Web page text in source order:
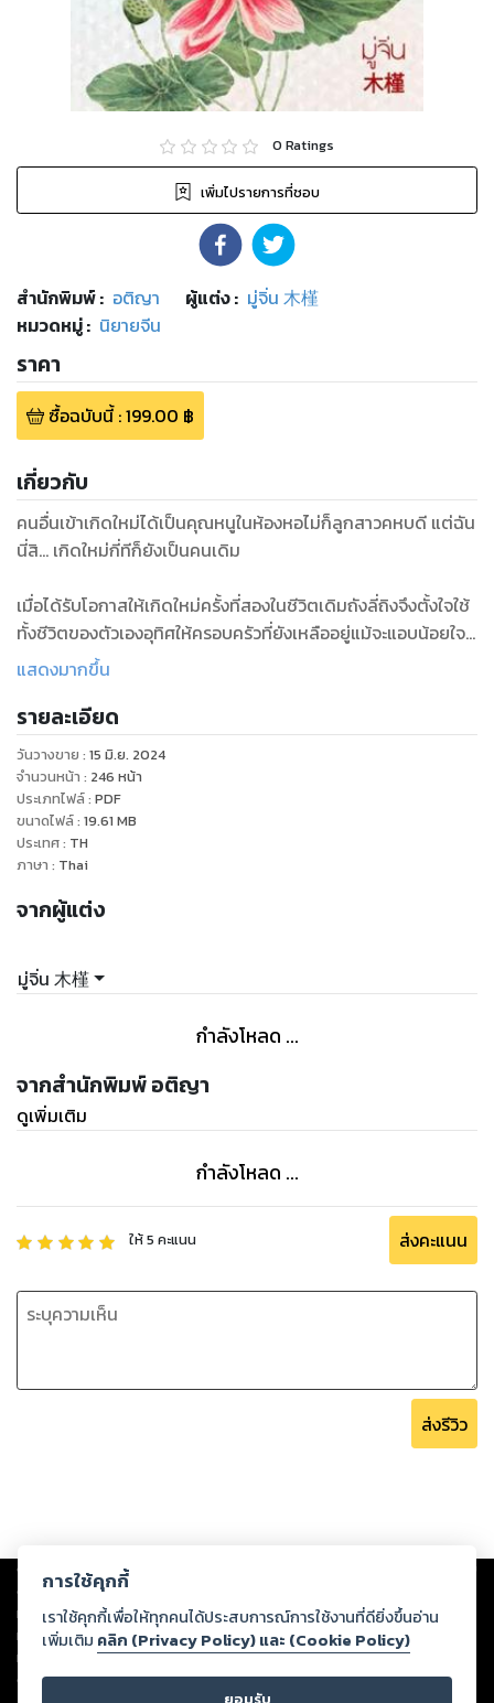
0 Ratings
เพิ่มไปรายการที่ชอบ
สำนักพิมพ์: อติญา ผู้แต่ง : มู่จิ่น 木槿
หมวดหมู่: นิยายจีน
ราคา
ซื้อฉบับนี้:199.00 ฿
เกี่ยวกับ
คนอื่นเข้าเกิดใหม่ได้เป็นคุณหนูในห้องหอไม่ก็ลูกสาวคหบดี แต่ฉัน
นี่สิ... เกิดใหม่กี่ทีก็ยังเป็นคนเดิม
เมื่อได้รับโอกาสให้เกิดใหม่ครั้งที่สองในชีวิตเดิมถังลี่ถิงจึงตั้งใจใช้
ทั้งชีวิตของตัวเองอุทิศให้ครอบครัวที่ยังเหลืออยู่แม้จะแอบน้อยใจ
อยู่เล็กน้อยที่ตัวเองไม่เห็นจะไม่มีของวิเศษติดตัวมาเกิดใหม่เหมือน
สั่งสมไว้จากเมื่อครั้งไปเกิดใหม่ในโลกอื่นติดตัวมาด้วย
หมายเหตุ นิยายเรื่องนี้ไม่อิงประวัติศาสตร์ไม่ว่าจะ สถานที่
แสดงมากขึ้น
รายละเอียด
วันวางขาย : 15 มิ.ย. 2024
จำนวนหน้า : 246 หน้า
ประเภทไฟล์: PDF
ขนาดไฟล์: 19.61 MB
ประเทศ: TH
ภาษา : Thai
จากผู้แต่ง
มู่จิ่น 木槿
กำลังโหลด ...
จากสำนักพิมพ์ อติญา
ดูเพิ่มเติม
กำลังโหลด ...
ให้5 คะแนน ส่งคะแนน
ส่งรีวิว
Copyright © 2026
ต่อผลงานหรือเนื้อหาใดที่อัปโหลดผ่านเว็บไซต์และปรากฏว่าละเมิดสิทธิใน
ทรัพย์สินทางปัญญาของบุคคลอื่นหรือขัดต่อกฎหมายและศีลธรรม ดังนั้น ผู้อ่าน
ทุกท่านโปรดใช้วิจารณญาณในการกลั่นกรองด้วยตนเอง และหากท่านพบว่าส่วน
หนึ่งส่วนใดขัดต่อกฎหมายและศีลธรรม กรุณาแจ้งมายังบริษัท เพื่อทีมงานจะได้
ดำเนินการในทันที ทั้งนี้ ทางสตอรี่ล็อกขอสงวนลิขสิทธิ์ตามพระราชบัญญัติ
การใช้คุกกี้
เราใช้คุกกี้เพื่อให้ทุกคนได้ประสบการณ์การใช้งานที่ดียิ่งขึ้นอ่าน
เพิ่มเติม คลิก (Privacy Policy) และ (Cookie Policy)